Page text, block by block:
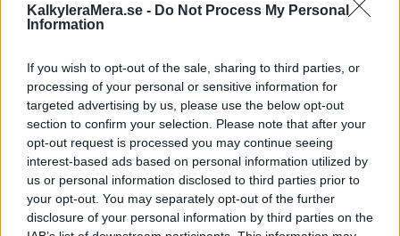
KalkyleraMera.se - Do Not Process My Personal
Information
If you wish to opt-out of the sale, sharing to third parties, or
processing of your personal or sensitive information for
targeted advertising by us, please use the below opt-out
section to confirm your selection. Please note that after your
opt-out request is processed you may continue seeing
interest-based ads based on personal information utilized by
us or personal information disclosed to third parties prior to
your opt-out. You may separately opt-out of the further
disclosure of your personal information by third parties on the
Tillväxt
Rörlig
000 kr
Ja
Marginalen
Fasträntekonto 6
mån
1.0 %
Rörlig
5 000
000 kr
Ja
Komplett Bank
1.0 %
1 000
Ja